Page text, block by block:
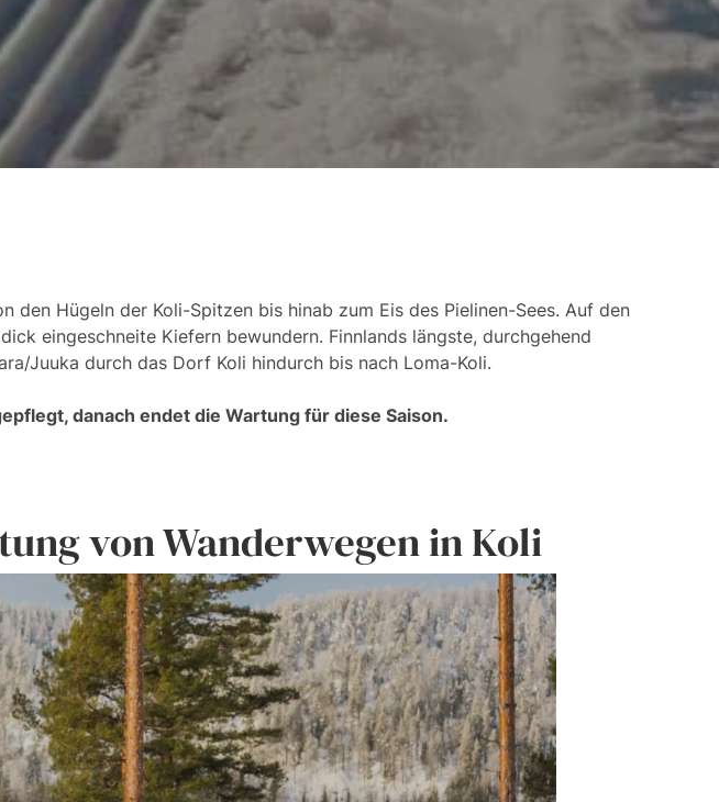
Hügeln der Koli-Spitzen bis hinab zum Eis des Pielinen-Sees. Auf den
eingeschneite Kiefern bewundern. Finnlands längste, durchgehend
Juuka durch das Dorf Koli hindurch bis nach Loma-Koli.
danach endet die Wartung für diese Saison.
von Wanderwegen in Koli